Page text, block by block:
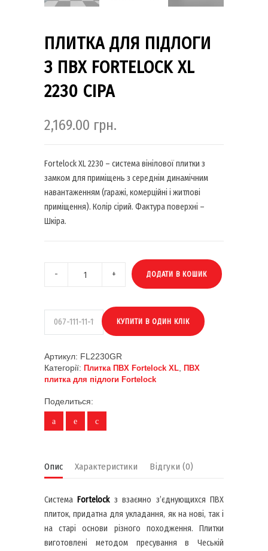
ПЛИТКА ДЛЯ ПІДЛОГИ
З ПВХ FORTELOCK XL
2230 СІРА
2,169.00 грн.
Fortelock XL 2230 – система вінілової плитки з
замком для приміщень з середнім динамічним
навантаженням (гаражі, комерційні і житлові
приміщення). Колір сірий. Фактура поверхні –
Шкіра.
ДОДАТИ В КОШИК
Артикул: FL2230GR
Категорії: Плитка ПВХ Fortelock XL
ПВХ
плитка для підлоги Fortelock
Поделиться:
Опис Характеристики Відгуки (0)
СистемаFortelock з взаємно з’єднующихся ПВХ
плиток, придатна для укладання, як на нові, так і
на старі основи різного походження. Плитки
виготовлені методом пресування в Чеській